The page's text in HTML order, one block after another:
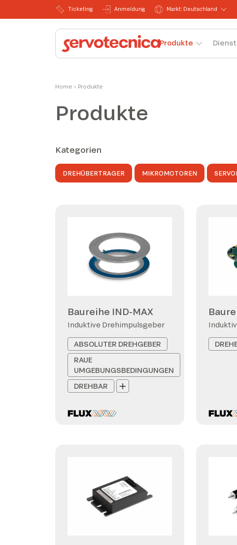
Ticketing Anmeldung Markt: Deutschland
Produkte
Home › Produkte
Produkte
Kategorien
DREHÜBERTRAGER MIKROMOTOREN
Baureihe IND-MAX
Induktive Drehimpulsgeber
ABSOLUTER DREHGEBER
RAUE
UMGEBUNGSBEDINGUNGEN
DREHBAR